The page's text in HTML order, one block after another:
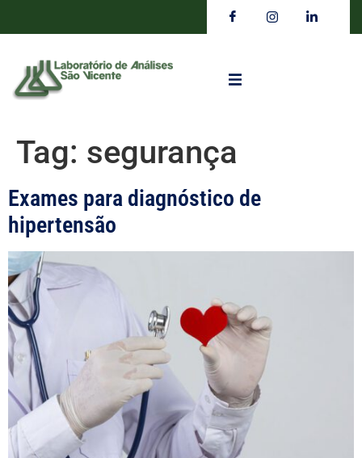
Tag: segurança
Exames para diagnóstico de
hipertensão